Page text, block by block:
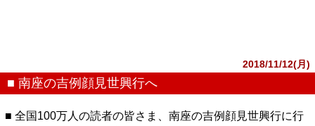
2018/11/12(月)
■ 南座の吉例顔見世興行へ
■ 全国100万人の読者の皆さま、南座の吉例顔見世興行に行